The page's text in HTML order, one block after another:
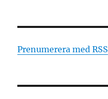
Prenumerera med RSS